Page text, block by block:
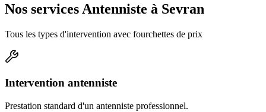
Nos services Antenniste à Sevran
Tous les types d'intervention avec fourchettes de prix
Intervention antenniste
Prestation standard d'un antenniste professionnel.